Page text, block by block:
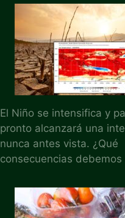
El Niño se intensifica y
pronto alcanzará una
nunca antes vista. ¿Qué
consecuencias debemos